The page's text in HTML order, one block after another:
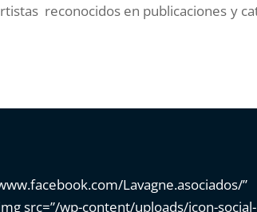
reconocidos en publicaciones y
Lavagne.asociados/”
src=”/wp-content/uploads/icon-social-